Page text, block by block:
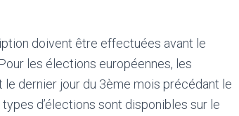
doivent être effectuées avant le
les élections européennes, les
dernier jour du 3ème mois précédant le
d’élections sont disponibles sur le